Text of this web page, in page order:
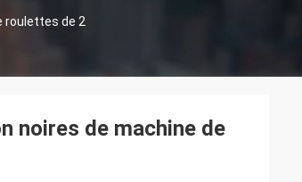
roulettes de 2
noires de machine de